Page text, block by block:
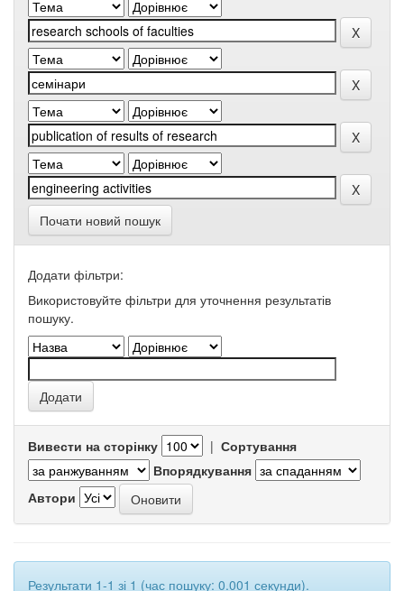
Почати новий пошук
Додати фільтри:
Використовуйте фільтри для уточнення результатів
пошуку.
Вивести на сторінку | Сортування
Впорядкування
Автори
Результати 1-1 зі 1 (час пошуку: 0.001 секунди).